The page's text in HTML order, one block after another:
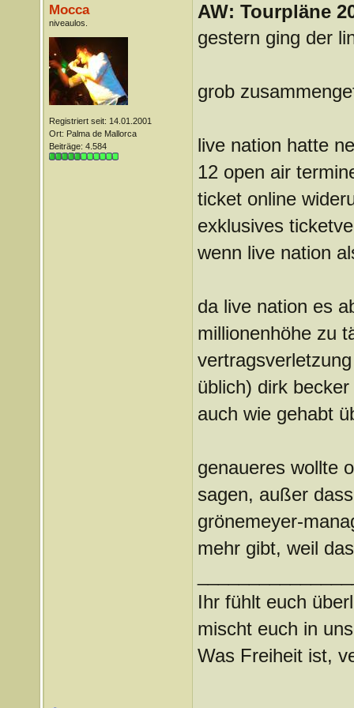
Mocca
niveaulos.
Registriert seit: 14.01.2001
Ort: Palma de Mallorca
Beiträge: 4.584
AW: Tourpläne
gestern ging der
grob
live nation hatte
12 open air
ticket online
exklusives
wenn live nation
da live nation es
millionenhöhe zu
üblich) dirk
auch wie gehabt
genaueres wollte
sagen, außer
grönemeyer-
mehr gibt, weil
Ihr fühlt euch
mischt euch in
Was Freiheit ist,